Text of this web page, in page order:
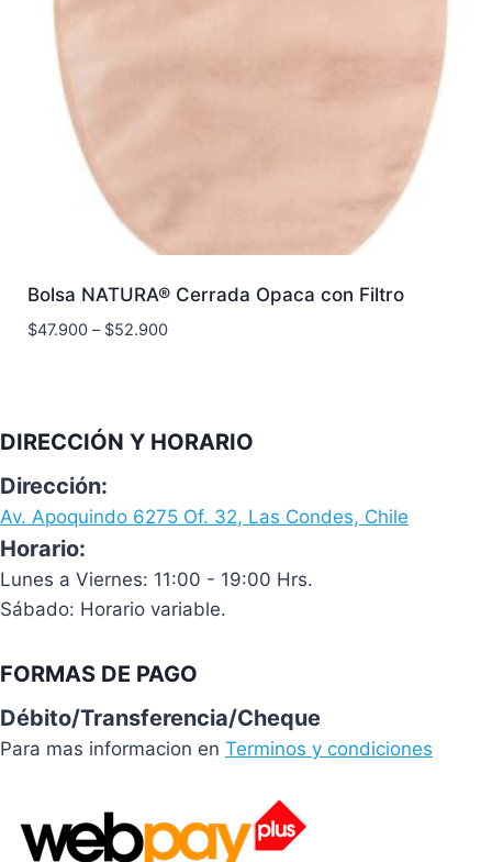
Bolsa NATURA® Cerrada Opaca con Filtro
$47.900– $52.900
DIRECCIÓN Y HORARIO
Dirección:
Av. Apoquindo 6275 Of. 32, Las Condes, Chile
Horario:
Lunes a Viernes: 11:00 - 19:00 Hrs.
Sábado: Horario variable.
FORMAS DE PAGO
Débito/Transferencia/Cheque
Para mas informacion en Terminos y condiciones